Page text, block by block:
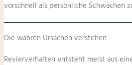
vorschnell als persönliche Schwächen
Die wahren Ursachen verstehen
Revierverhalten entsteht meist aus